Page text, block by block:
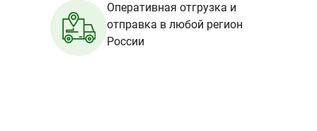
Оперативная отгрузка и
отправка в любой регион
России